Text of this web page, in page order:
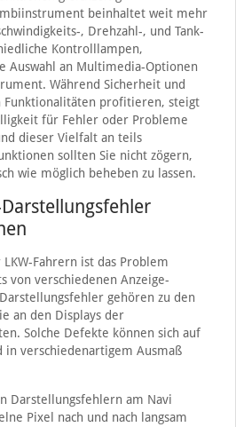
beinhaltet weit mehr
, Drehzahl-, und Tank-
Kontrolllampen,
Auswahl an Multimedia-Optionen
Während Sicherheit und
Funktionalitäten profitieren, steigt
für Fehler oder Probleme
dieser Vielfalt an teils
sollten Sie nicht zögern,
wie möglich beheben zu lassen.
Fahrern ist das Problem
von verschiedenen Anzeige-
gehören zu den
an den Displays der
Solche Defekte können sich auf
in verschiedenartigem Ausmaß
Darstellungsfehlern am Navi
Pixel nach und nach langsam